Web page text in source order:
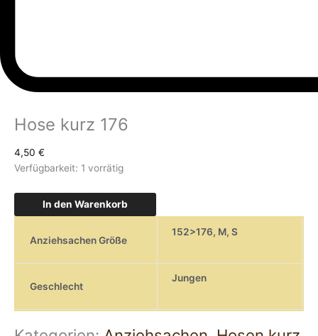
Hose kurz 176
4,50 €
Verfügbarkeit: 1 vorrätig
In den Warenkorb
Anziehsachen Größe
152>176, M, S
Geschlecht
Jungen